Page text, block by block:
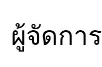
ผู้จัดกา